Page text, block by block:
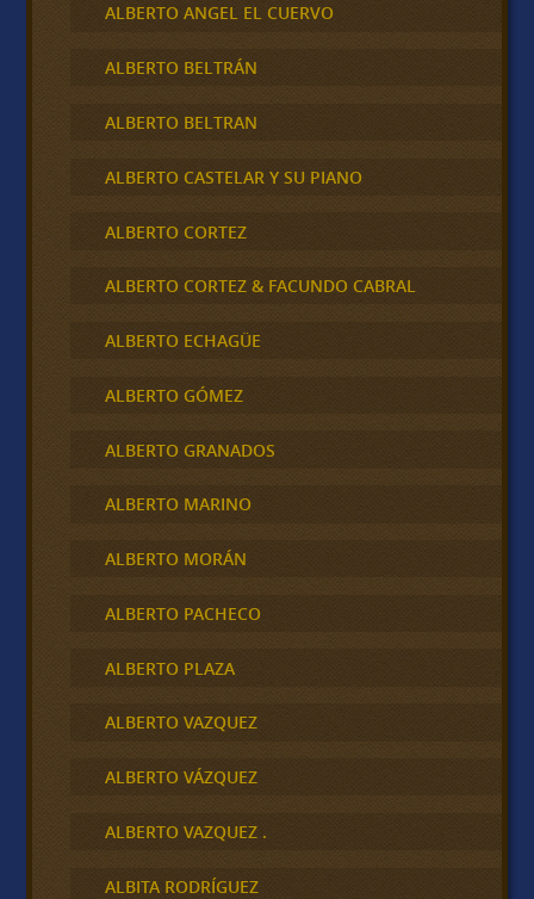
ALBERTO ANGEL EL CUERVO
ALBERTO BELTRÁN
ALBERTO BELTRAN
ALBERTO CASTELAR Y SU PIANO
ALBERTO CORTEZ
ALBERTO CORTEZ & FACUNDO CABRAL
ALBERTO ECHAGÜE
ALBERTO GÓMEZ
ALBERTO GRANADOS
ALBERTO MARINO
ALBERTO MORÁN
ALBERTO PACHECO
ALBERTO PLAZA
ALBERTO VAZQUEZ
ALBERTO VÁZQUEZ
ALBERTO VAZQUEZ .
ALBITA RODRÍGUEZ